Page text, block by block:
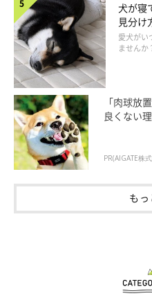
犬が寝
見分け
愛犬がい
ません
「肉球放
良くない
PR(AIGATE株
も